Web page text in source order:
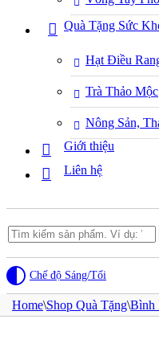
Quà Tặng Sức
Hạt Điều
Trà Thảo Mộc
Nông Sản,
Giới thiệu
Liên hệ
Search
for...
Chế độ Sáng/Tối
Home\Shop Quà Tặng\Bình